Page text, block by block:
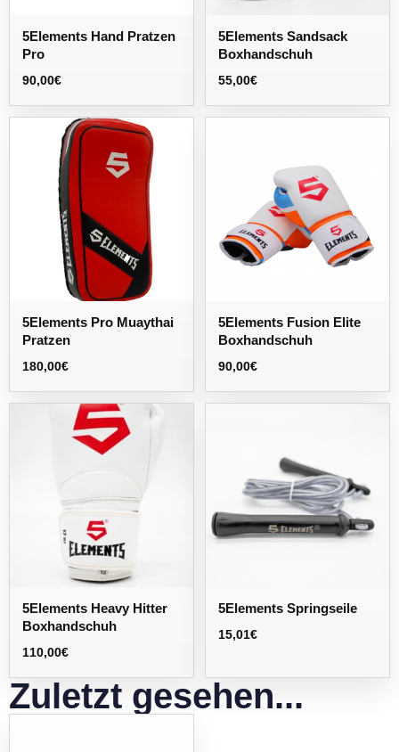
5Elements Hand Pratzen
Pro
90,00€
5Elements Sandsack
Boxhandschuh
55,00€
5Elements Pro Muaythai
Pratzen
180,00€
5Elements Fusion Elite
Boxhandschuh
90,00€
5Elements Heavy Hitter
Boxhandschuh
110,00€
5Elements Springseile
15,01€
Zuletzt gesehen...